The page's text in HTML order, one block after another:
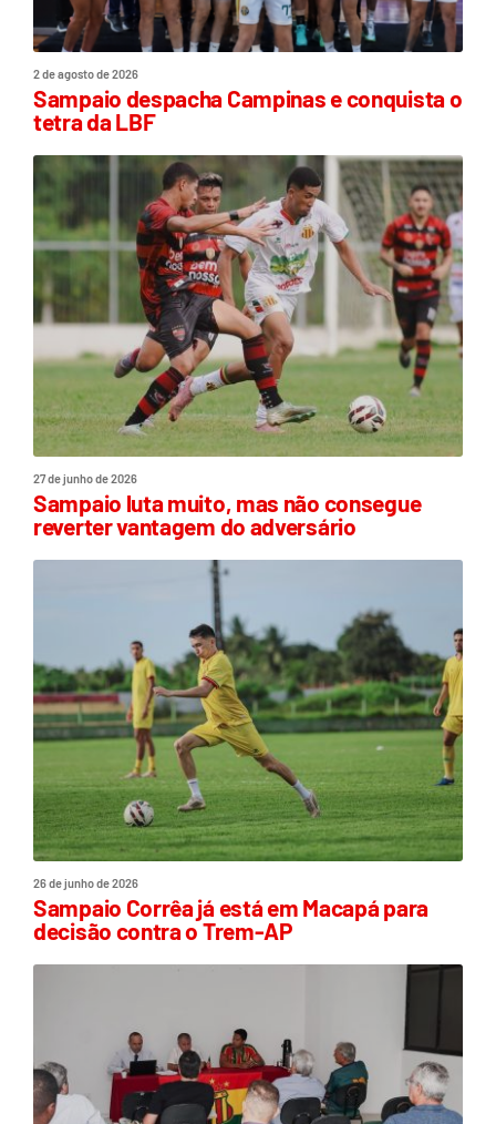
2 de agosto de 2026
Sampaio despacha Campinas e conquista o
tetra da LBF
27 de junho de 2026
Sampaio luta muito, mas não consegue
reverter vantagem do adversário
26 de junho de 2026
Sampaio Corrêa já está em Macapá para
decisão contra o Trem-AP